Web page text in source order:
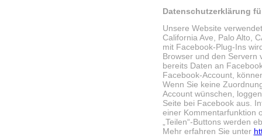
Datenschutzerklärung
Unsere Website
California Ave, Palo Alto,
mit Facebook-Plug-Ins
Browser und den Servern
bereits Daten an
Facebook-Account,
Wenn Sie keine
Account wünschen,
Seite bei Facebook aus.
einer Kommentarfunktion
„Teilen“-Buttons werden
Mehr erfahren Sie unter